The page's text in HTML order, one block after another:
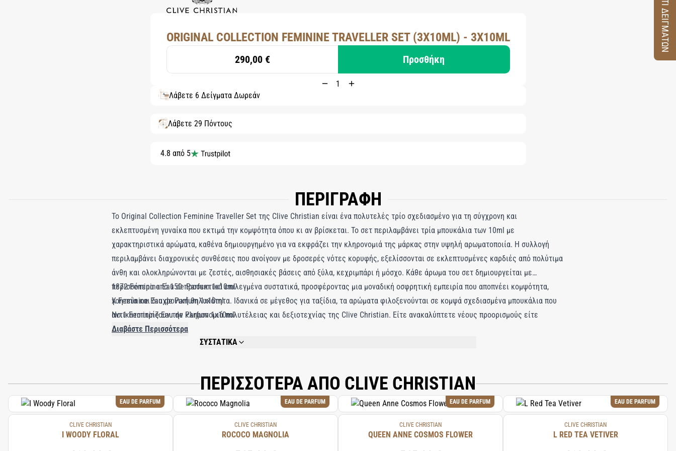
ORIGINAL COLLECTION FEMININE TRAVELLER SET (3X10ML) - 3X10ML
290,00 € Προσθήκη
Λάβετε 6 Δείγματα Δωρεάν
Λάβετε 29 Πόντους
4.8 από 5
ΠΕΡΙΓΡΑΦΗ
Το Original Collection Feminine Traveller Set της Clive Christian είναι ένα πολυτελές τρίο σχεδιασμένο για τη σύγχρονη και
εκλεπτυσμένη γυναίκα που εκτιμά την κομψότητα όπου κι αν βρίσκεται. Το σετ περιλαμβάνει τρία μπουκάλια των 10ml με
χαρακτηριστικά αρώματα, καθένα δημιουργημένο για να εκφράζει την κληρονομιά της μάρκας στην υψηλή αρωματοποιία. Η συλλογή
περιλαμβάνει διαχρονικές συνθέσεις που ανοίγουν με δροσερές νότες κορυφής, εξελίσσονται σε εκλεπτυσμένες καρδιές από πολύτιμα
άνθη και ολοκληρώνονται με ζεστές, αισθησιακές βάσεις από ξύλα, κεχριμπάρι ή μόσχο. Κάθε άρωμα του σετ δημιουργείται με
περισσότερα από 150 προσεκτικά επιλεγμένα συστατικά, προσφέροντας μια μοναδική οσφρητική εμπειρία που αποπνέει κομψότητα,
γοητεία και διαχρονική θηλυκότητα. Ιδανικά σε μέγεθος για ταξίδια, τα αρώματα φιλοξενούνται σε κομψά σχεδιασμένα μπουκάλια που
αντικατοπτρίζουν την κληρονομιά πολυτέλειας και δεξιοτεχνίας της Clive Christian. Είτε ανακαλύπτετε νέους προορισμούς είτε
προσθέτετε μια νότα εκλεπτυσμένης γοητείας στην καθημερινότητά σας, το Original Collection Feminine Traveller Set αποτελεί τον
ιδανικό σύντροφο. Σας προσκαλεί να ζήσετε τον κόσμο με μια πινελιά πολυτέλειας, χαρίζοντας σε κάθε στιγμή τη διαχρονική ουσία της
1872 Feminine Eau de Parfum 1x10ml
X Feminine Eau de Parfum 1x10ml
No.1 Feminine Eau de Parfum 1x10ml
Διαβάστε Περισσότερα
ΣΥΣΤΑΤΙΚΑ
ΠΕΡΙΣΣΟΤΕΡΑ ΑΠΟ CLIVE CHRISTIAN
EAU DE PARFUM
CLIVE CHRISTIAN
I WOODY FLORAL
EAU DE PARFUM
CLIVE CHRISTIAN
ROCOCO MAGNOLIA
EAU DE PARFUM
CLIVE CHRISTIAN
QUEEN ANNE COSMOS FLOWER
EAU DE PARFUM
CLIVE CHRISTIAN
L RED TEA VETIVER
ΚΟΥΤΙ ΔΕΙΓΜΑΤΩΝ